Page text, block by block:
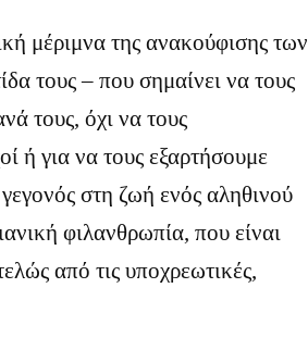
μέριμνα της ανακούφισης των
τους – που σημαίνει να τους
τους, όχι να τους
ή για να τους εξαρτήσουμε
στη ζωή ενός αληθινού
φιλανθρωπία, που είναι
από τις υποχρεωτικές,